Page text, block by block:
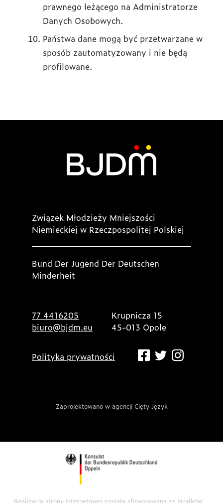
prawnego leżącego na Administratorze
Danych Osobowych.
Państwa dane mogą być przetwarzane w
sposób zautomatyzowany i nie będą
profilowane.
Związek Młodzieży Mniejszości
Niemieckiej w Rzeczpospolitej Polskiej
Bund Der Jugend Der Deutschen
Minderheit
77 4416205
biuro@bjdm.eu
Krupnicza 15
45-013 Opole
Polityka prywatności
Zaprojektowano w agencji Cięty Język